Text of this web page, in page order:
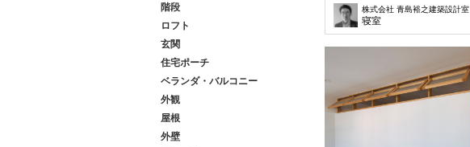
階段
ロフト
玄関
住宅ポーチ
ベランダ・バルコニー
外観
屋根
外壁
株式会社 青島裕之建築設計室
寝室